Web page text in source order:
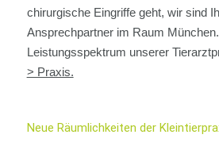
chirurgische Eingriffe geht, wir sind
Ansprechpartner im Raum
Leistungsspektrum unserer
> Praxis.
Neue Räumlichkeiten der